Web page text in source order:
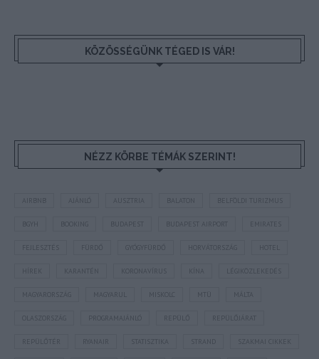
KÖZÖSSÉGÜNK TÉGED IS VÁR!
NÉZZ KÖRBE TÉMÁK SZERINT!
AUSZTRIA BALATON BELFÖLDI TURIZMUS
BUDAPEST BUDAPEST AIRPORT EMIRATES
FEJLESZTÉS HORVÁTORSZÁG HOTEL
KARANTÉN
MTÜ MÁLTA
REPÜLŐJÁRAT
REPÜLŐTÉR STATISZTIKA STRAND